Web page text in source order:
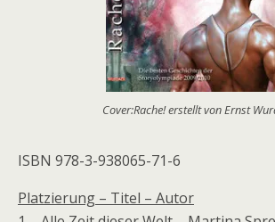
Cover:Rache! erstellt von Ernst
ISBN 978-3-938065-71-6
Platzierung – Titel – Autor